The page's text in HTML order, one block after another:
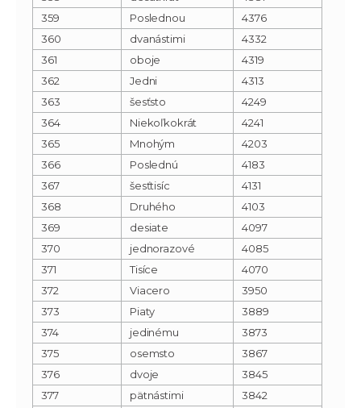
359
Poslednou
4376
360
dvanástimi
4332
361
oboje
4319
362
Jedni
4313
363
šesťsto
4249
364
Niekoľkokrát
4241
365
Mnohým
4203
366
Poslednú
4183
367
šesťtisíc
4131
368
Druhého
4103
369
desiate
4097
370
jednorazové
4085
371
Tisíce
4070
372
Viacero
3950
373
Piaty
3889
374
jedinému
3873
375
osemsto
3867
376
dvoje
3845
377
pätnástimi
3842